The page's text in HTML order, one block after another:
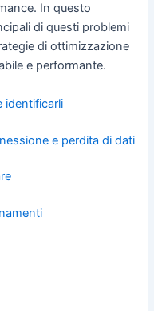
In questo
di questi problemi
di ottimizzazione
e performante.
identificarli
e perdita di dati